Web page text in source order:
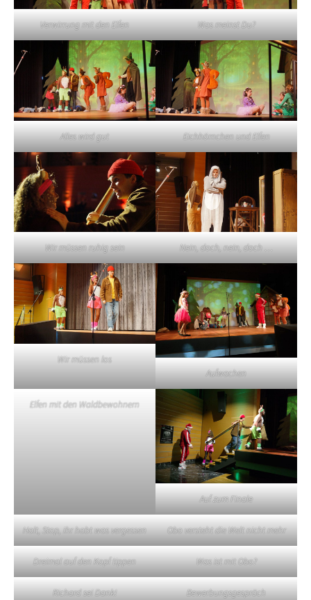
Verwirrung mit den Elfen Was meinst Du?
Alles wird gut Eichhörnchen und Elfen
Wir müssen ruhig sein Nein, doch, nein, doch …
Wir müssen los
Aufwachen
Elfen mit den Waldbewohnern
Auf zum Finale
Halt, Stop, ihr habt was vergessen Obo versteht die Welt nicht mehr
Dreimal auf den Kopf tippen Was ist mit Obo?
Richard sei Dank! Bewerbungsgespräch